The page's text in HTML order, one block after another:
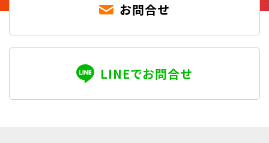
お問合せ
LINEでお問合せ